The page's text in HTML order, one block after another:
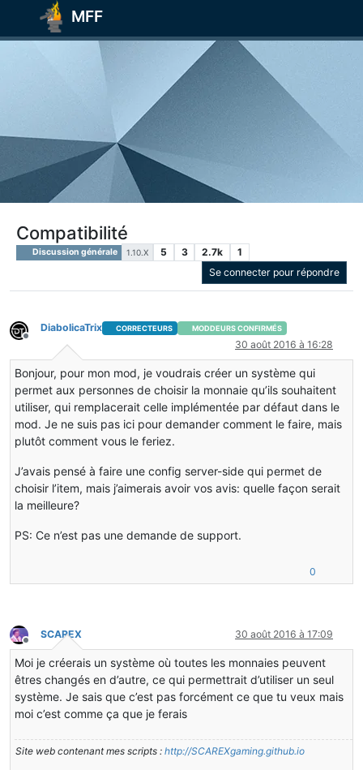
MFF
Compatibilité
Discussion générale 1.10.X 5 3 2.7k
1
Se connecter pour répondre
Hors-ligne
DiabolicaTrix CORRECTEURS MODDEURS CONFIRMÉS
30 août 2016 à 16:28
Bonjour, pour mon mod, je voudrais créer un système qui
permet aux personnes de choisir la monnaie qu’ils souhaitent
utiliser, qui remplacerait celle implémentée par défaut dans le
mod. Je ne suis pas ici pour demander comment le faire, mais
plutôt comment vous le feriez.
J’avais pensé à faire une config server-side qui permet de
choisir l’item, mais j’aimerais avoir vos avis: quelle façon serait
la meilleure?
PS: Ce n’est pas une demande de support.
0
Hors-ligne
SCAREX 30 août 2016 à 17:09
Moi je créerais un système où toutes les monnaies peuvent
êtres changés en d’autre, ce qui permettrait d’utiliser un seul
système. Je sais que c’est pas forcément ce que tu veux mais
moi c’est comme ça que je ferais
Site web contenant mes scripts : http://SCAREXgaming.github.io